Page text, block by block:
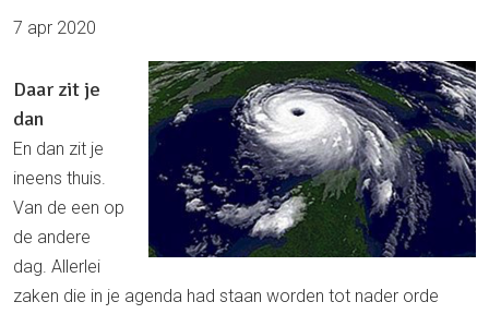
7 apr 2020
Daar zit je
dan
En dan zit je
ineens thuis.
Van de een op
de andere
dag. Allerlei
zaken die in je agenda had staan worden tot nader orde